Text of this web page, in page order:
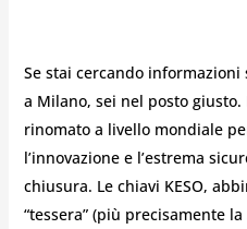
Se stai cercando informazioni
a Milano, sei nel posto giusto.
rinomato a livello mondiale
l’innovazione e l’estrema
chiusura. Le chiavi KESO,
“tessera” (più precisamente la